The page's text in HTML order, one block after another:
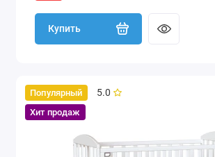
Купить
Популярный
Хит продаж
5.0